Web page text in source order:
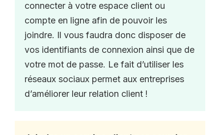
connecter à votre espace client ou
compte en ligne afin de pouvoir les
joindre. Il vous faudra donc disposer de
vos identifiants de connexion ainsi que de
votre mot de passe. Le fait d’utiliser les
réseaux sociaux permet aux entreprises
d’améliorer leur relation client !